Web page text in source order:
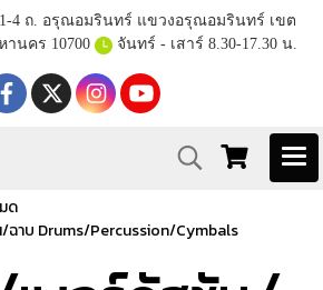
4 ถ. อรุณอมรินทร์ แขวงอรุณอมรินทร์ เขต
านคร 10700
จันทร์ - เสาร์ 8.30-17.30 น.
ด
าบ Drums/Percussion/Cymbals